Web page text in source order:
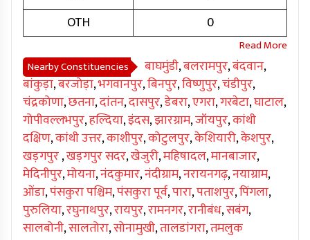
OTH
0
Nearby Constituencies बाघमुंडी,बलरामपुर,बंदवान,
बांकुड़ा,बरजोड़ा,भगवानपुर,बिनपुर,विष्णुपुर,चंडीपुर,
चंद्रकोणा,छतना,दांतन,दासपुर,डेबरा,एगरा,गरबेटा,घाटाल,
गोपीवल्लभपुर,हल्दिया,इंदस,झारग्राम,जॉयपुर,कांथी
दक्षिण,कांथी उत्तर,काशीपुर,कोटुलपुर,केशियारी,केशपुर,
खड़गपुर,खड़गपुर सदर,खेजुरी,महिषादल,मानबाजार,
मेदिनीपुर,मोयना,नंदकुमार,नंदीग्राम,नरायनगढ़,नयाग्राम,
ओंडा,पंसकुरा पश्चिम,पंसकुरा पूर्व,पारा,पताशपुर,पिंगला,
पुरुलिया,रघुनाथपुर,रायपुर,रामनगर,रानीबंध,सबंग,
सालबोनी,सालतोरा,सोनामुखी,तालडांगरा,तमलुक